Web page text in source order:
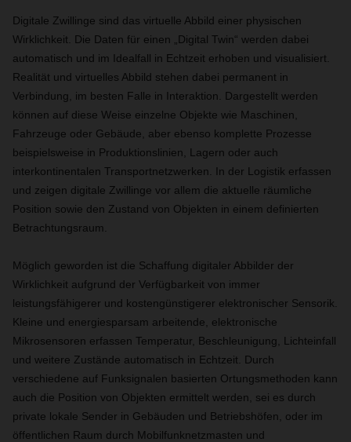
Digitale Zwillinge sind das virtuelle Abbild einer physischen
Wirklichkeit. Die Daten für einen „Digital Twin“ werden dabei
automatisch und im Idealfall in Echtzeit erhoben und visualisiert.
Realität und virtuelles Abbild stehen dabei permanent in
Verbindung, im besten Falle in Interaktion. Dargestellt werden
können auf diese Weise einzelne Objekte wie Maschinen,
Fahrzeuge oder Gebäude, aber ebenso komplette Prozesse
beispielsweise in Produktionslinien, Lagern oder auch
interkontinentalen Transportnetzwerken. In der Logistik erfassen
und zeigen digitale Zwillinge vor allem die aktuelle räumliche
Position sowie den Zustand von Objekten in einem definierten
Betrachtungsraum.
Möglich geworden ist die Schaffung digitaler Abbilder der
Wirklichkeit aufgrund der Verfügbarkeit von immer
leistungsfähigerer und kostengünstigerer elektronischer Sensorik.
Kleine und energiesparsam arbeitende, elektronische
Mikrosensoren erfassen Temperatur, Beschleunigung, Lichteinfall
und weitere Zustände automatisch in Echtzeit. Durch
verschiedene auf Funksignalen basierten Ortungsmethoden kann
auch die Position von Objekten ermittelt werden, sei es durch
private lokale Sender in Gebäuden und Betriebshöfen, oder im
öffentlichen Raum durch Mobilfunknetzmasten und